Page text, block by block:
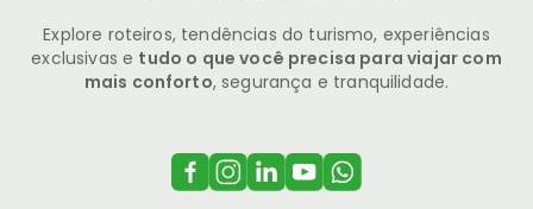
Explore roteiros, tendências do turismo, experiências
exclusivas e tudo o que você precisa para viajar com
mais conforto, segurança e tranquilidade.